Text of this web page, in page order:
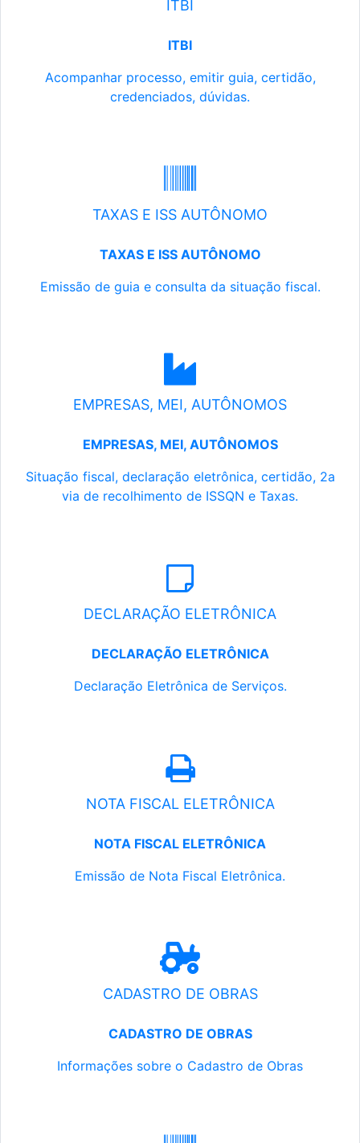
ITBI
ITBI
Acompanhar processo, emitir guia, certidão,
credenciados, dúvidas.
TAXAS E ISS AUTÔNOMO
TAXAS E ISS AUTÔNOMO
Emissão de guia e consulta da situação fiscal.
EMPRESAS, MEI, AUTÔNOMOS
EMPRESAS, MEI, AUTÔNOMOS
Situação fiscal, declaração eletrônica, certidão, 2a
via de recolhimento de ISSQN e Taxas.
DECLARAÇÃO ELETRÔNICA
DECLARAÇÃO ELETRÔNICA
Declaração Eletrônica de Serviços.
NOTA FISCAL ELETRÔNICA
NOTA FISCAL ELETRÔNICA
Emissão de Nota Fiscal Eletrônica.
CADASTRO DE OBRAS
CADASTRO DE OBRAS
Informações sobre o Cadastro de Obras